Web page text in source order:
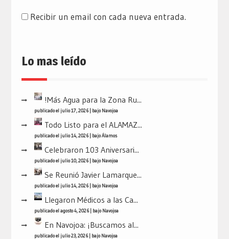
Recibir un email con cada nueva entrada.
Lo mas leído
!Más Agua para la Zona Ru...
publicado el julio 17, 2026| bajoNavojoa
Todo Listo para el ALAMAZ...
publicado el julio 14, 2026| bajoÁlamos
Celebraron 103 Aniversari...
publicado el julio 10, 2026| bajoNavojoa
Se Reunió Javier Lamarque...
publicado el julio 14, 2026| bajoNavojoa
Llegaron Médicos a las Ca...
publicado el agosto 4, 2026| bajoNavojoa
En Navojoa: ¡Buscamos al...
publicado el julio 23, 2026| bajoNavojoa